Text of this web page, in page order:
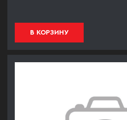
В КОРЗИНУ